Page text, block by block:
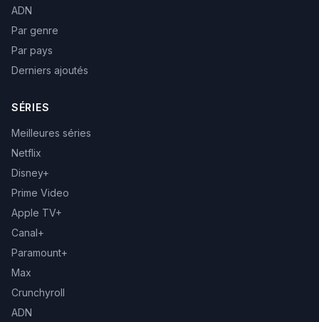
ADN
Par genre
Par pays
Derniers ajoutés
SÉRIES
Meilleures séries
Netflix
Disney+
Prime Video
Apple TV+
Canal+
Paramount+
Max
Crunchyroll
ADN